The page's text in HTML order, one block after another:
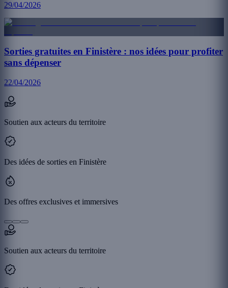
29/04/2026
Sorties gratuites en Finistère : nos idées pour profiter
sans dépenser
22/04/2026
Soutien aux acteurs du territoire
Des idées de sorties en Finistère
Des offres exclusives et immersives
Soutien aux acteurs du territoire